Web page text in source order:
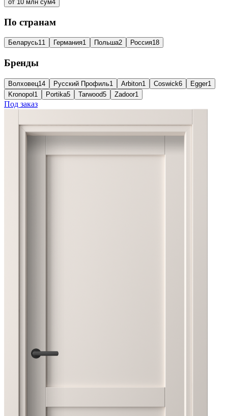
от 10 млн сум4
По странам
Беларусь11 Германия1 Польша2 Россия18
Бренды
Волховец14 Русский Профиль1 Arbiton1 Coswick6 Egger1
Kronopol 1 Portika5 Tarwood5 Zadoor1
Под заказ